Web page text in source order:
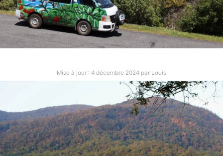
MALAISIE
Mise à jour : 4 décembre 2024 par Louis
NOUVELLE‑ZÉLANDE | NOS
CONSEILS POUR VOYAGER EN
VAN
Après 5 semaines de road trip en van en